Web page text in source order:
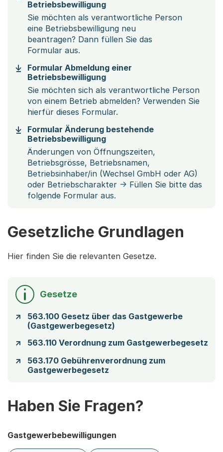
Betriebsbewilligung(Startet einen Download)
Sie möchten als verantwortliche Person
eine Betriebsbewilligung neu
beantragen? Dann füllen Sie das
Formular aus.
Formular Abmeldung einer
Betriebsbewilligung(Startet einen Download)
Sie möchten sich als verantwortliche Person
von einem Betrieb abmelden? Verwenden Sie
hierfür dieses Formular.
Formular Änderung bestehende
Betriebsbewilligung(Startet einen Download)
Änderungen von Öffnungszeiten,
Betriebsgrösse, Betriebsnamen,
Betriebsinhaber/in (Wechsel GmbH oder AG)
oder Betriebscharakter -> Füllen Sie bitte das
folgende Formular aus.
Gesetzliche Grundlagen
Hier finden Sie die relevanten Gesetze.
Gesetze
563.100 Gesetz über das Gastgewerbe
(Gastgewerbegesetz)
563.110 Verordnung zum Gastgewerbegesetz
563.170 Gebührenverordnung zum
Gastgewerbegesetz
Haben Sie Fragen?
Gastgewerbebewilligungen